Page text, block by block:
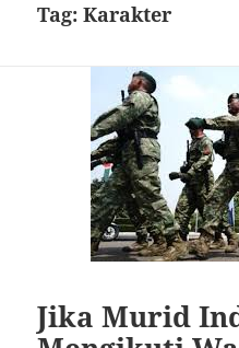
Tag:Karakter
Jika Murid